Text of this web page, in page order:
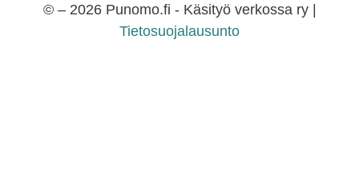
© – 2026 Punomo.fi - Käsityö verkossa ry |
Tietosuojalausunto